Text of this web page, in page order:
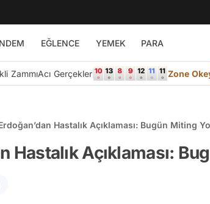
EĞLENCE YEMEK PARA
ZammıAcı Gerçekler Zone
Hastalık Açıklaması: Bugün Miting
Hastalık Açıklaması: